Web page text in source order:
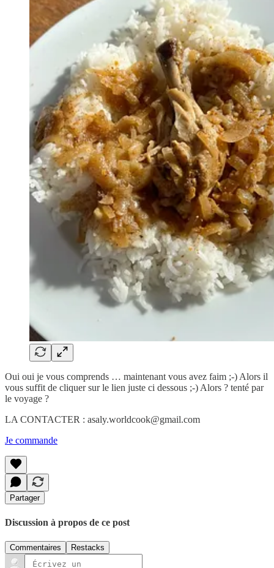
Oui oui je vous comprends … maintenant vous avez faim ;-) Alors il
vous suffit de cliquer sur le lien juste ci dessous ;-) Alors ? tenté par
le voyage ?
LA CONTACTER : asaly.worldcook@gmail.com
Je commande
Partager
Discussion à propos de ce post
Commentaires Restacks